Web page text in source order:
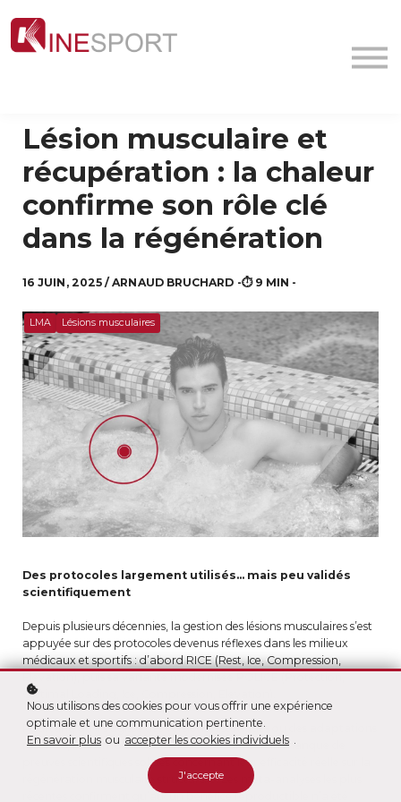
La société
Académie
Lésion musculaire et
récupération : la chaleur
confirme son rôle clé
dans la régénération
16 JUIN, 2025 / ARNAUD BRUCHARD -⏱️ 9 MIN -
LMA Lésions musculaires
Des protocoles largement utilisés… mais peu validés
scientifiquement
Depuis plusieurs décennies, la gestion des lésions musculaires s’est
appuyée sur des protocoles devenus réflexes dans les milieux
médicaux et sportifs : d’abord RICE (Rest, Ice, Compression,
Optimal Loading, Ice, Compression, Elevation).
Pourtant, qu’il s’agisse des versions historiques ou des adaptations
récentes, l’ensemble de ces modèles souffre d’un manque de
preuves scientifiques solides concernant leur efficacité réelle sur la
régénération musculaire structurale. Les méta-analyses les plus
récentes confirment qu’aucun bénéfice reproductible n’a été
Nous utilisons des cookies pour vous offrir une expérience
optimale et une communication pertinente.
En savoir plus ou accepter les cookies individuels .
J'accepte